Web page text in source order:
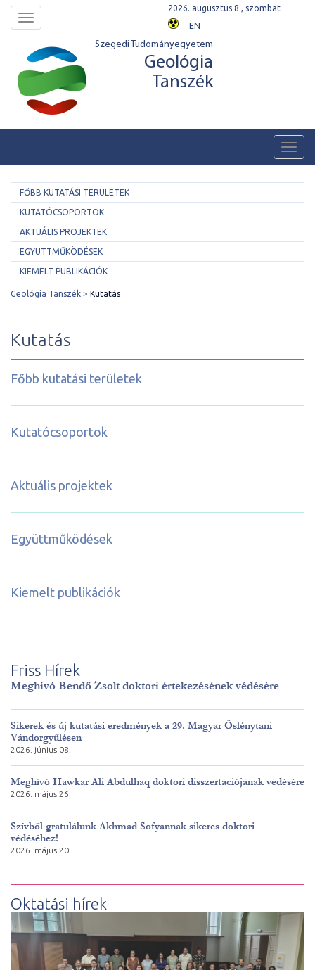
Toggle
navigation
2026. augusztus 8., szombat
EN
Szegedi Tudományegyetem
Geológia
Tanszék
FŐBB KUTATÁSI TERÜLETEK
KUTATÓCSOPORTOK
AKTUÁLIS PROJEKTEK
EGYÜTTMŰKÖDÉSEK
KIEMELT PUBLIKÁCIÓK
Geológia Tanszék Kutatás
Kutatás
Főbb kutatási területek
Kutatócsoportok
Aktuális projektek
Együttműködések
Kiemelt publikációk
Friss Hírek
Meghívó Bendő Zsolt doktori értekezésének védésére
Sikerek és új kutatási eredmények a 29. Magyar Őslénytani
Vándorgyűlésen
2026. június 08.
Meghívó Hawkar Ali Abdulhaq doktori disszertációjának védésére
2026. május 26.
Szívből gratulálunk Akhmad Sofyannak sikeres doktori
védéséhez!
2026. május 20.
Oktatási hírek